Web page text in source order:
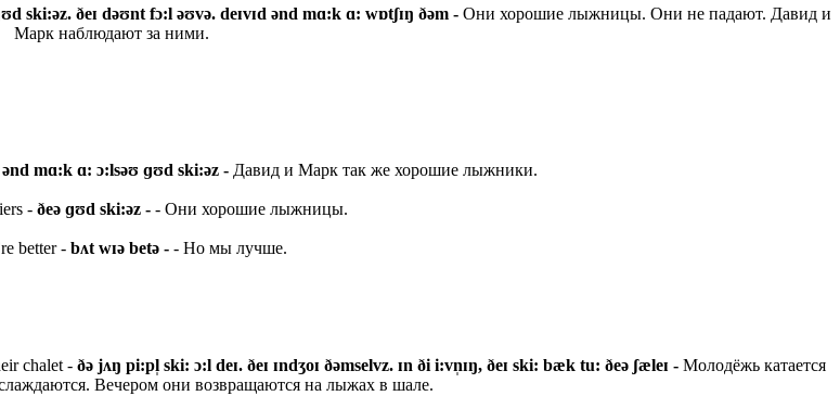
ski:əz. ðeɪ dəʊnt fɔ:l əʊvə. deɪvɪd ənd mɑ:k ɑ: wɒtʃɪŋ ðəm - Они хорошие лыжницы. Они не падают. Давид и
Марк наблюдают за ними.
ənd mɑ:k ɑ: ɔ:lsəʊ ɡʊd ski:əz - Давид и Марк так же хорошие лыжники.
- ðeə ɡʊd ski:əz - - Они хорошие лыжницы.
better - bʌt wɪə betə - - Но мы лучше.
chalet - ðə jʌŋ pi:pl̩ ski: ɔ:l deɪ. ðeɪ ɪndʒoɪ ðəmselvz. ɪn ði i:vn̩ɪŋ, ðeɪ ski: bæk tu: ðeə ʃæleɪ - Молодёжь катается
Вечером они возвращаются на лыжах в шале.